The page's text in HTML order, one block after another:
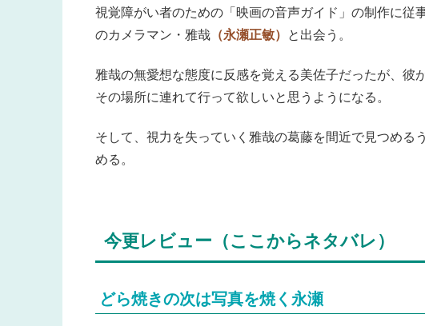
視覚障がい者のための「映画の音声ガイド」の制作に従
のカメラマン・雅哉 （永瀬正敏） と出会う。
雅哉の無愛想な態度に反感を覚える美佐子だったが、彼
その場所に連れて行って欲しいと思うようになる。
そして、視力を失っていく雅哉の葛藤を間近で見つめる
める。
今更レビュー（ここからネタバレ）
どら焼きの次は写真を焼く永瀬